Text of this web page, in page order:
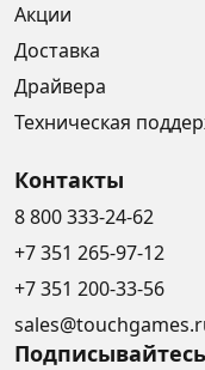
Акции
Доставка
Драйвера
Техническая
Контакты
8 800 333-24-62
+7 351 265-97-12
+7 351 200-33-56